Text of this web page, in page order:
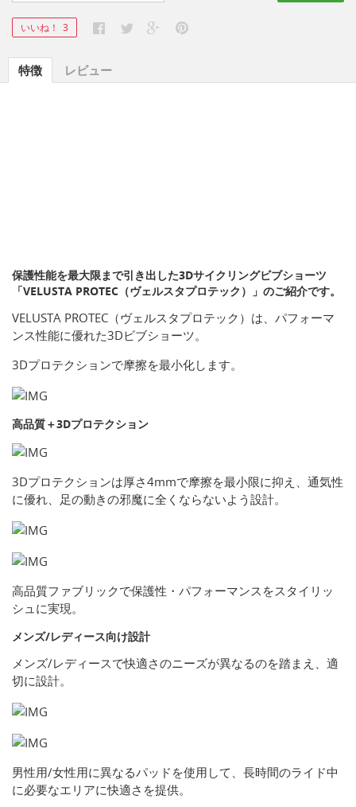
いいね！ 3
特徴 レビュー
保護性能を最大限まで引き出した3Dサイクリングビブショーツ
「VELUSTA PROTEC（ヴェルスタプロテック）」のご紹介です。
VELUSTA PROTEC（ヴェルスタプロテック）は、パフォーマ
ンス性能に優れた3Dビブショーツ。
3Dプロテクションで摩擦を最小化します。
高品質＋3Dプロテクション
3Dプロテクションは厚さ4mmで摩擦を最小限に抑え、通気性
に優れ、足の動きの邪魔に全くならないよう設計。
高品質ファブリックで保護性・パフォーマンスをスタイリッ
シュに実現。
メンズ/レディース向け設計
メンズ/レディースで快適さのニーズが異なるのを踏まえ、適
切に設計。
男性用/女性用に異なるパッドを使用して、長時間のライド中
に必要なエリアに快適さを提供。